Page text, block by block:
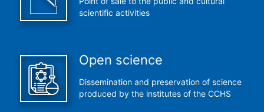
scientific activities
Open science
Dissemination and preservation of science
produced by the institutes of the CCHS